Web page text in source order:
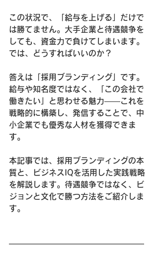
この状況で、「給与を上げる」だけで
は勝てません。大手企業と待遇競争を
しても、資金力で負けてしまいます。
では、どうすればいいのか？
答えは「採用ブランディング」です。
給与や知名度ではなく、「この会社で
働きたい」と思わせる魅力——これを
戦略的に構築し、発信することで、中
小企業でも優秀な人材を獲得できま
す。
本記事では、採用ブランディングの本
質と、ビジネスIQを活用した実践戦略
を解説します。待遇競争ではなく、ビ
ジョンと文化で勝つ方法をご紹介しま
す。
━━━━━━━━━━━━━━━━━